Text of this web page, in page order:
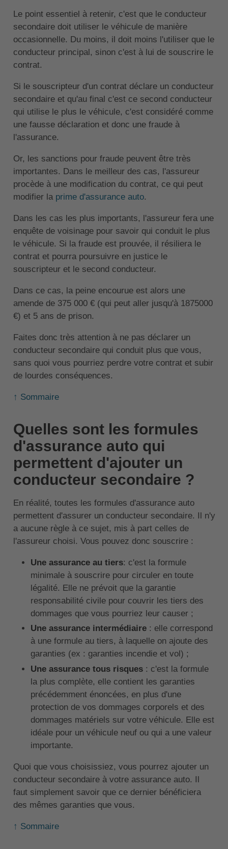
Le point essentiel à retenir, c'est que le conducteur
secondaire doit utiliser le véhicule de manière
occasionnelle. Du moins, il doit moins l'utiliser que le
conducteur principal, sinon c'est à lui de souscrire le
contrat.
Si le souscripteur d'un contrat déclare un conducteur
secondaire et qu'au final c'est ce second conducteur
qui utilise le plus le véhicule, c'est considéré comme
une fausse déclaration et donc une fraude à
l'assurance.
Or, les sanctions pour fraude peuvent être très
importantes. Dans le meilleur des cas, l'assureur
procède à une modification du contrat, ce qui peut
modifier la prime d'assurance auto.
Dans les cas les plus importants, l'assureur fera une
enquête de voisinage pour savoir qui conduit le plus
le véhicule. Si la fraude est prouvée, il résiliera le
contrat et pourra poursuivre en justice le
souscripteur et le second conducteur.
Dans ce cas, la peine encourue est alors une
amende de 375 000 € (qui peut aller jusqu'à 1875000
€) et 5 ans de prison.
Faites donc très attention à ne pas déclarer un
conducteur secondaire qui conduit plus que vous,
sans quoi vous pourriez perdre votre contrat et subir
de lourdes conséquences.
↑ Sommaire
Quelles sont les formules
d'assurance auto qui
permettent d'ajouter un
conducteur secondaire ?
En réalité, toutes les formules d'assurance auto
permettent d'assurer un conducteur secondaire. Il n'y
a aucune règle à ce sujet, mis à part celles de
l'assureur choisi. Vous pouvez donc souscrire :
Une assurance au tiers: c'est la formule
minimale à souscrire pour circuler en toute
légalité. Elle ne prévoit que la garantie
responsabilité civile pour couvrir les tiers des
dommages que vous pourriez leur causer ;
Une assurance intermédiaire : elle correspond
à une formule au tiers, à laquelle on ajoute des
garanties (ex : garanties incendie et vol) ;
Une assurance tous risques: c'est la formule
la plus complète, elle contient les garanties
précédemment énoncées, en plus d'une
protection de vos dommages corporels et des
dommages matériels sur votre véhicule. Elle est
idéale pour un véhicule neuf ou qui a une valeur
importante.
Quoi que vous choisissiez, vous pourrez ajouter un
conducteur secondaire à votre assurance auto. Il
faut simplement savoir que ce dernier bénéficiera
des mêmes garanties que vous.
↑ Sommaire